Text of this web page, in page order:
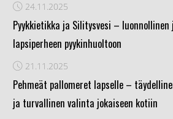
24.11.2025
Pyykkietikka ja Silitysvesi – luonnollinen
lapsiperheen pyykinhuoltoon
21.11.2025
Pehmeät pallomeret lapselle –
ja turvallinen valinta jokaiseen kotiin